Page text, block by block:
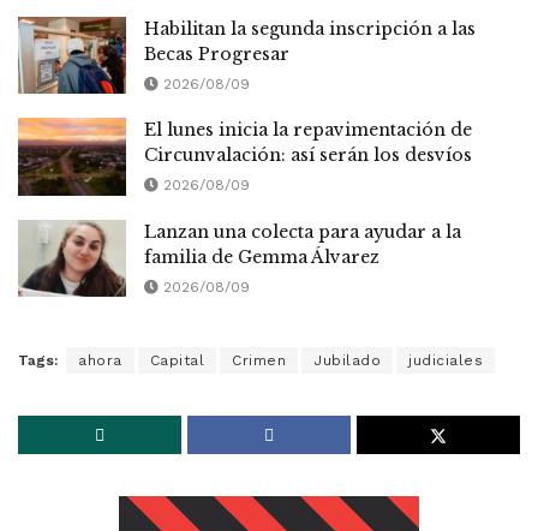
Habilitan la segunda inscripción a las
Becas Progresar
2026/08/09
El lunes inicia la repavimentación de
Circunvalación: así serán los desvíos
2026/08/09
Lanzan una colecta para ayudar a la
familia de Gemma Álvarez
2026/08/09
Tags: ahora Capital Crimen Jubilado judiciales